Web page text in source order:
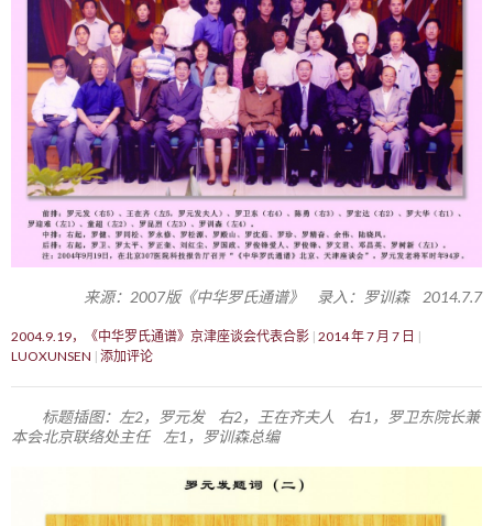
来源：2007版《中华罗氏通谱》 录入：罗训森 2014.7.7
2004.9.19，《中华罗氏通谱》京津座谈会代表合影 2014 年 7 月 7 日
LUOXUNSEN 添加评论
标题插图：左2，罗元发 右2，王在齐夫人 右1，罗卫东院长兼
本会北京联络处主任 左1，罗训森总编